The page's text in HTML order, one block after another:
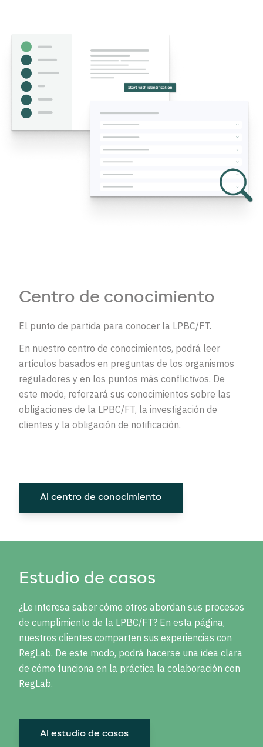
Centro de conocimiento
El punto de partida para conocer la LPBC/FT.
En nuestro centro de conocimientos, podrá leer
artículos basados en preguntas de los organismos
reguladores y en los puntos más conflictivos. De
este modo, reforzará sus conocimientos sobre las
obligaciones de la LPBC/FT, la investigación de
clientes y la obligación de notificación.
Al centro de conocimiento
Estudio de casos
¿Le interesa saber cómo otros abordan sus procesos
de cumplimiento de la LPBC/FT? En esta página,
nuestros clientes comparten sus experiencias con
RegLab. De este modo, podrá hacerse una idea clara
de cómo funciona en la práctica la colaboración con
RegLab.
Al estudio de casos